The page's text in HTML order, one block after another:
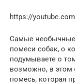
https://
Самые
помеси собак, о
подумываете о
возможно, в этом
помесь, которая